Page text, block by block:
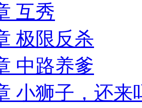
互秀
极限反杀
中路养爹
小狮子，还来